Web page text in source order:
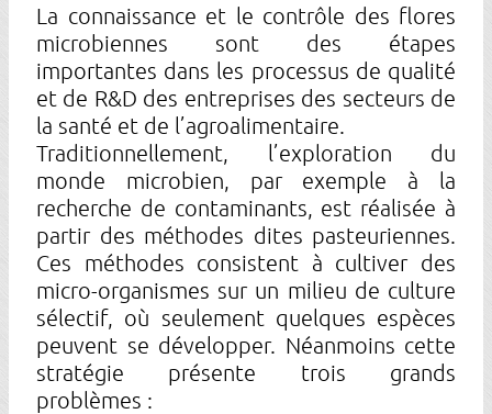
La connaissance et le contrôle des flores
microbiennes sont des étapes
importantes dans les processus de qualité
et de R&D des entreprises des secteurs de
la santé et de l’agroalimentaire.
Traditionnellement, l’exploration du
monde microbien, par exemple à la
recherche de contaminants, est réalisée à
partir des méthodes dites pasteuriennes.
Ces méthodes consistent à cultiver des
micro-organismes sur un milieu de culture
sélectif, où seulement quelques espèces
peuvent se développer. Néanmoins cette
stratégie présente trois grands
problèmes :